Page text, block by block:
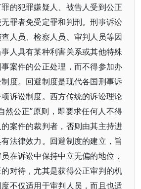
的犯罪嫌疑人、被告人受到公正
罪者免受定罪和判刑。刑事诉讼
人员、检察人员、审判人员等因
人具有某种利害关系或其他特殊
案件的公正处理，而不得参加办
度。回避制度是现代各国刑事诉
诉讼制度。西方传统的诉讼理论
然公正”原则，即要求任何人不得
案件的裁判者，否则由其主持进
法律效力。回避制度的建立，旨
在诉讼中保持中立无偏的地位，
对待，尤其是获得公正审判的机
不仅适用于审判人员，而且也适